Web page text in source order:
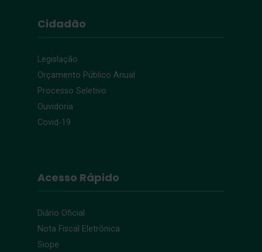
Cidadão
Legislação
Orçamento Público Anual
Processo Seletivo
Ouvidoria
Covid-19
Acesso Rápido
Diário Oficial
Nota Fiscal Eletrônica
Siope